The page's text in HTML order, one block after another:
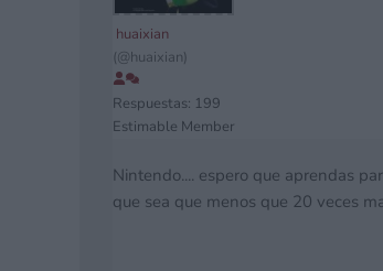
huaixian
(@huaixian)
Respuestas: 199
Estimable Member
Nintendo.... espero que aprendas
que sea que menos que 20 veces